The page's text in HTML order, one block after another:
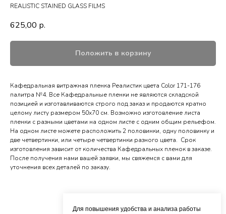
REALISTIC STAINED GLASS FILMS
625,00 р.
Положить в корзину
Кафедральная витражная пленка Реалистик цвета Color 171-176
палитра №4. Все Кафедральные пленки не являются складской
позицией и изготавливаются строго под заказ и продаются кратно
целому листу размером 50х70 см. Возможно изготовление листа
пленки с разными цветами на одном листе с одним общим рельефом.
На одном листе можете расположить 2 половинки, одну половинку и
две четвертинки, или четыре четвертинки разного цвета. Срок
изготовления зависит от количества Кафедральных пленок в заказе.
После получения нами вашей заявки, мы свяжемся с вами для
уточнения всех деталей по заказу.
Для повышения удобства и анализа работы